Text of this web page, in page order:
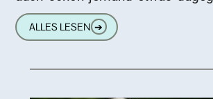
Serienmörder, Unfallverursacher,
ALLES LESEN ➔